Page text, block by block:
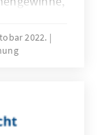
im
der
2022.